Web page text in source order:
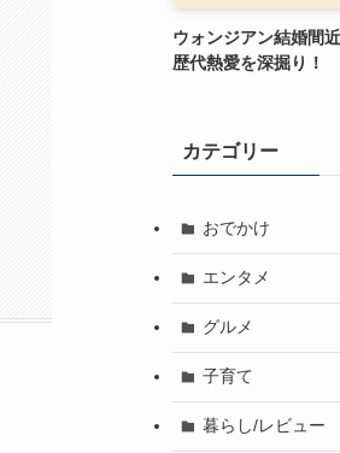
ウォンジアン結婚間
歴代熱愛を深掘り！
カテゴリー
おでかけ
エンタメ
グルメ
子育て
暮らし/レビュー